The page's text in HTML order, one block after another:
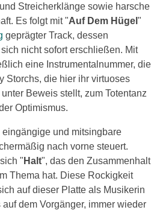
Streicherklänge sowie harsche
Es folgt mit "Auf Dem Hügel "
geprägter Track, dessen
nicht sofort erschließen. Mit
eine Instrumentalnummer, die
Storchs, die hier ihr virtuoses
Beweis stellt, zum Totentanz
Optimismus.
eingängige und mitsingbare
nach vorne steuert.
" Halt", das den Zusammenhalt
Thema hat. Diese Rockigkeit
auf dieser Platte als Musikerin
dem Vorgänger, immer wieder